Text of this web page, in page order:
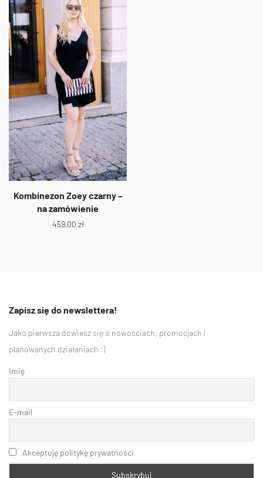
Kombinezon Zoey czarny –
na zamówienie
459,00 zł
Zapisz się do newslettera!
Jako pierwsza dowiesz się o nowościach, promocjach i
planowanych działaniach :)
Imię
E-mail
Akceptuję politykę prywatności